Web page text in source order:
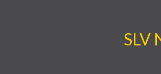
SLV